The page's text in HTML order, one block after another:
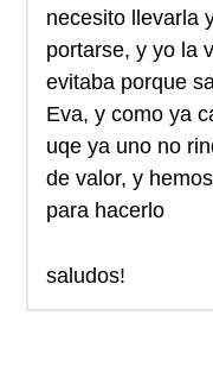
necesito llevarla
portarse, y yo la
evitaba porque
Eva, y como ya
uqe ya uno no
de valor, y
para hacerlo
saludos!